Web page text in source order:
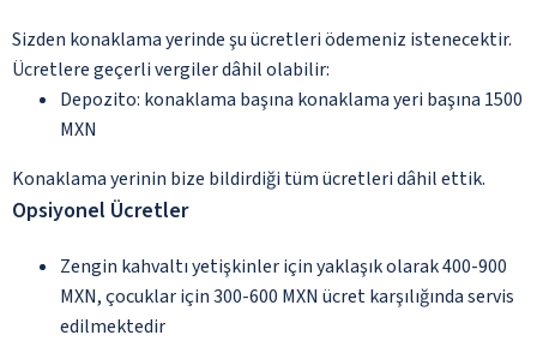
Sizden konaklama yerinde şu ücretleri ödemeniz istenecektir.
Ücretlere geçerli vergiler dâhil olabilir:
Depozito: konaklama başına konaklama yeri başına 1500
MXN
Konaklama yerinin bize bildirdiği tüm ücretleri dâhil ettik.
Opsiyonel Ücretler
Zengin kahvaltı yetişkinler için yaklaşık olarak 400-900
MXN, çocuklar için 300-600 MXN ücret karşılığında servis
edilmektedir